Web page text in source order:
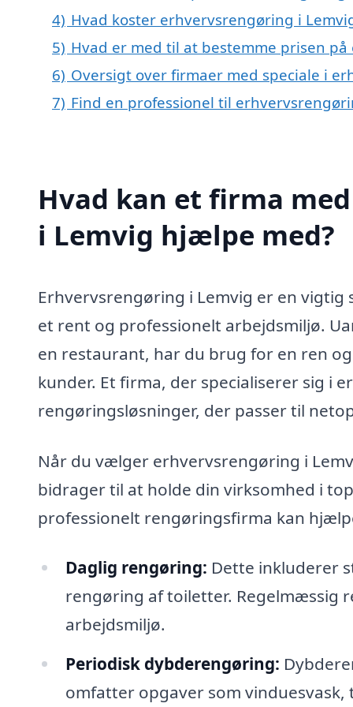
4) Hvad koster erhvervsrengøring i
5) Hvad er med til at bestemme prisen
6) Oversigt over firmaer med speciale i
7) Find en professionel til
Hvad kan et firma
i Lemvig hjælpe med?
Erhvervsrengøring i Lemvig er en
et rent og professionelt arbejdsmiljø.
en restaurant, har du brug for en ren
kunder. Et firma, der specialiserer sig i
rengøringsløsninger, der passer til
Når du vælger erhvervsrengøring i
bidrager til at holde din virksomhed i
professionelt rengøringsfirma kan
Daglig rengøring: Dette inkluderer
rengøring af toiletter. Regelmæssig
arbejdsmiljø.
Periodisk dybderengøring:
omfatter opgaver som